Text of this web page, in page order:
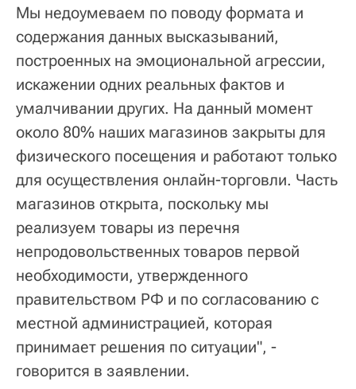
Мы недоумеваем по поводу формата и
содержания данных высказываний,
построенных на эмоциональной агрессии,
искажении одних реальных фактов и
умалчивании других. На данный момент
около 80% наших магазинов закрыты для
физического посещения и работают только
для осуществления онлайн-торговли. Часть
магазинов открыта, поскольку мы
реализуем товары из перечня
непродовольственных товаров первой
необходимости, утвержденного
правительством РФ и по согласованию с
местной администрацией, которая
принимает решения по ситуации", -
говорится в заявлении.